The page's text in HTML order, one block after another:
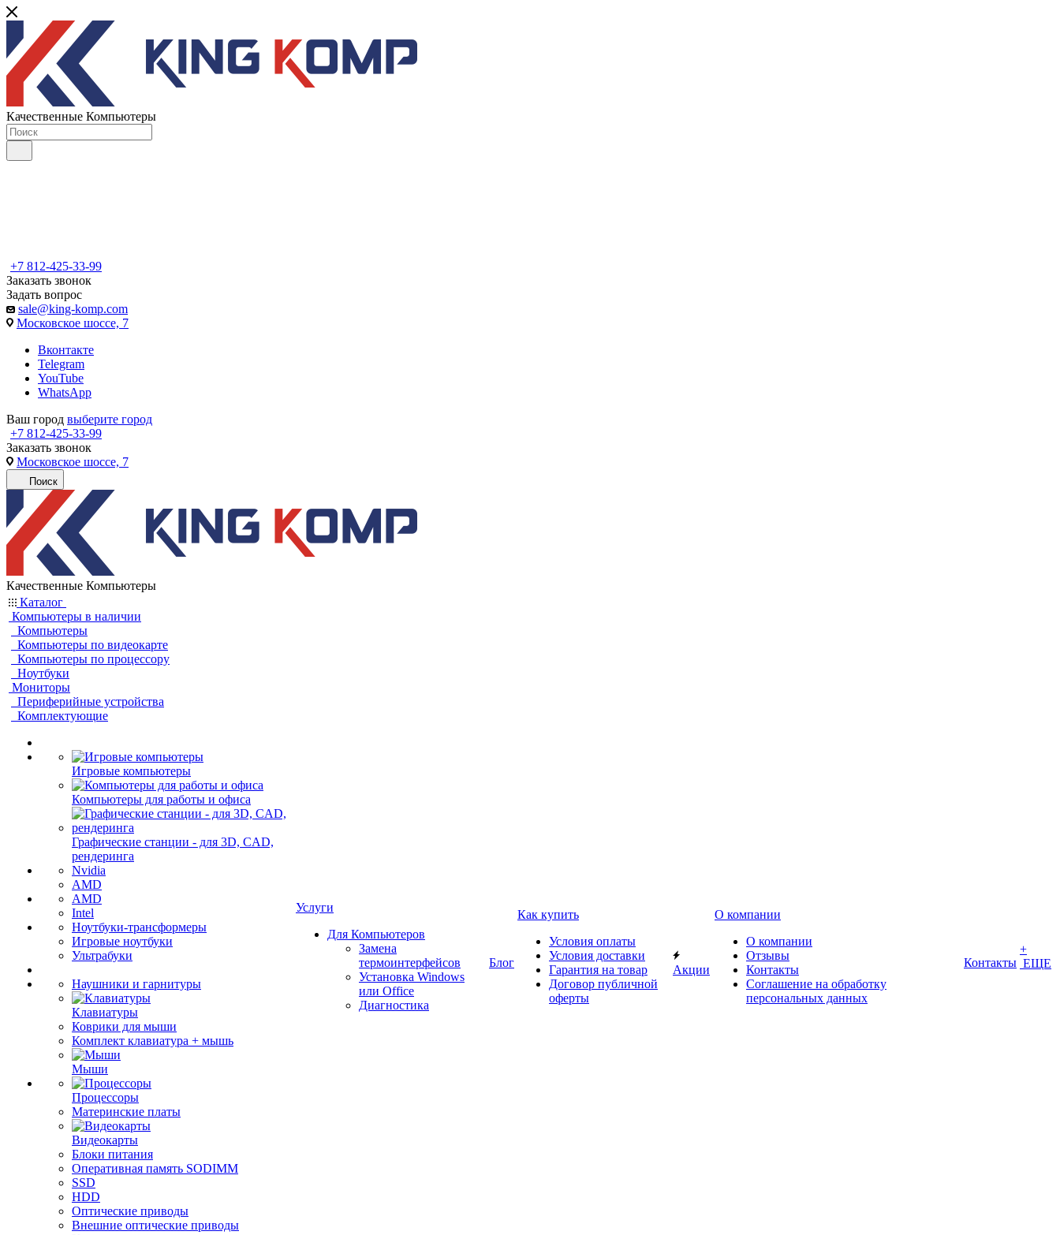
Качественные Компьютеры
+7 812-425-33-99
Заказать звонок
Задать вопрос
sale@king-komp.com
Московское шоссе, 7
Вконтакте
Telegram
YouTube
WhatsApp
Ваш город выберите город
+7 812-425-33-99
Заказать звонок
Московское шоссе, 7
Поиск
Качественные Компьютеры
Каталог
Компьютеры в наличии
Компьютеры
Компьютеры по видеокарте
Компьютеры по процессору
Ноутбуки
Мониторы
Периферийные устройства
Комплектующие
Игровые компьютеры
Компьютеры для работы и офиса
Графические станции - для 3D, CAD,
рендеринга
Nvidia
AMD
AMD
Intel
Ноутбуки-трансформеры
Игровые ноутбуки
Ультрабуки
Наушники и гарнитуры
Клавиатуры
Коврики для мыши
Комплект клавиатура + мышь
Мыши
Процессоры
Материнские платы
Видеокарты
Блоки питания
Оперативная память SODIMM
SSD
HDD
Оптические приводы
Внешние оптические приводы
Услуги
Для Компьютеров
Замена
термоинтерфейсов
Установка Windows
или Office
Диагностика
Блог
Как купить
Условия оплаты
Условия доставки
Гарантия на товар
Договор публичной
оферты
Акции
О компании
О компании
Отзывы
Контакты
Соглашение на обработку
персональных данных
Контакты
+
ЕЩЕ